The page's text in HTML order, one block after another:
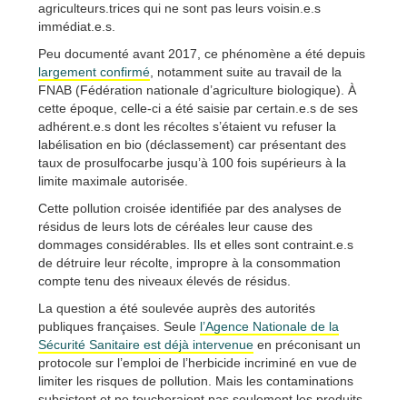
agriculteurs.trices qui ne sont pas leurs voisin.e.s
immédiat.e.s.
Peu documenté avant 2017, ce phénomène a été depuis
largement confirmé , notamment suite au travail de la
FNAB (Fédération nationale d’agriculture biologique). À
cette époque, celle-ci a été saisie par certain.e.s de ses
adhérent.e.s dont les récoltes s’étaient vu refuser la
labélisation en bio (déclassement) car présentant des
taux de prosulfocarbe jusqu’à 100 fois supérieurs à la
limite maximale autorisée.
Cette pollution croisée identifiée par des analyses de
résidus de leurs lots de céréales leur cause des
dommages considérables. Ils et elles sont contraint.e.s
de détruire leur récolte, impropre à la consommation
compte tenu des niveaux élevés de résidus.
La question a été soulevée auprès des autorités
publiques françaises. Seule l’Agence Nationale de la
Sécurité Sanitaire est déjà intervenue en préconisant un
protocole sur l’emploi de l’herbicide incriminé en vue de
limiter les risques de pollution. Mais les contaminations